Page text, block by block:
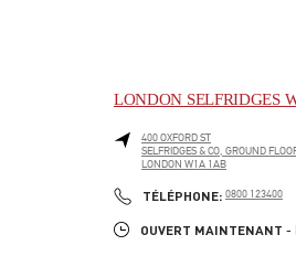
LONDON SELFRIDGES
400 OXFORD ST
SELFRIDGES & CO, GROUND
LONDON W1A 1AB
TÉLÉPHONE: PHONE
0800 123400
OUVERT MAINTENANT -